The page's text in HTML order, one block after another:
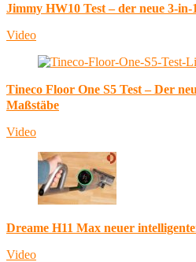
Jimmy HW10 Test – der neue 3-in-
Video
Tineco Floor One S5 Test – Der
Maßstäbe
Video
Dreame H11 Max neuer
Video